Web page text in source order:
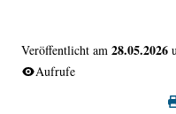
Veröffentlicht am 28.05.2026
Aufrufe